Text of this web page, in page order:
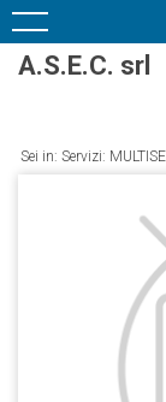
A.S.E.C. srl
Sei in: Servizi: